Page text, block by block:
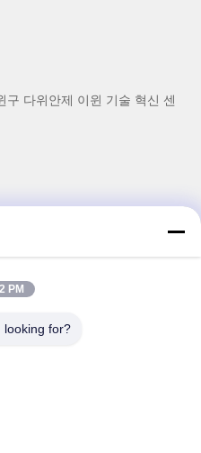
구 다위안제 이윈 기술 혁신 센
스레터에 가입하십시오.
PM
looking for?